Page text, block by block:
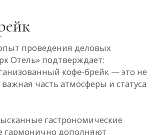
конференций,
спикеров и модераторов
SHURE
официальных докладов.